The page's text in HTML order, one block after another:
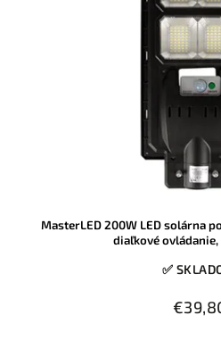
MasterLED 200W LED solárna
diaľkové ovládanie,
✅